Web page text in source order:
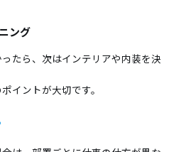
ング
たら、次はインテリアや内装を決
イントが大切です。